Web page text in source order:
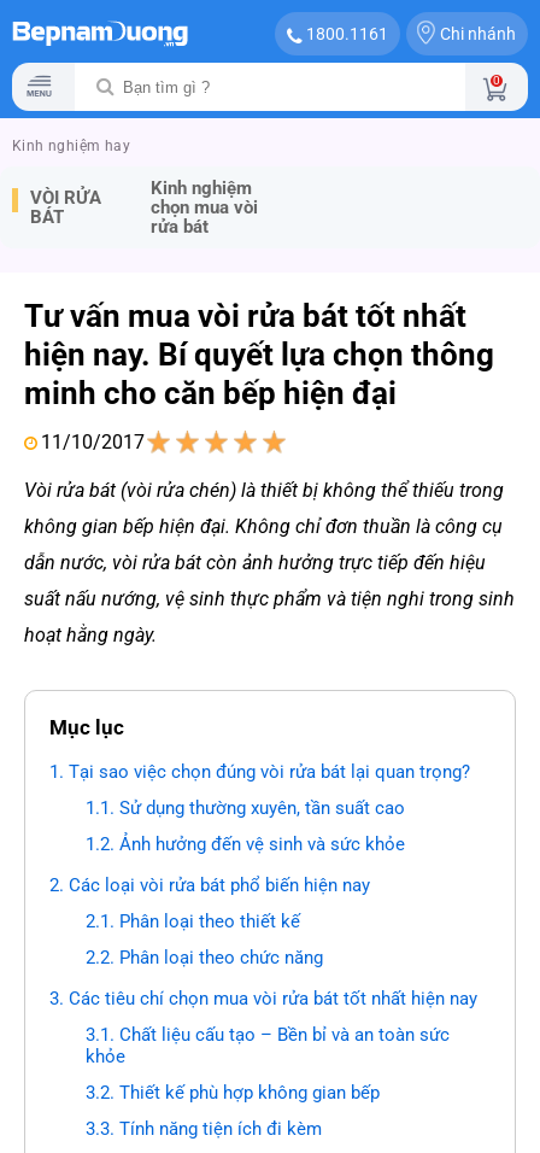
1800.1161 Chi nhánh
0
Kinh nghiệm hay
VÒI RỬA
BÁT
Kinh nghiệm
chọn mua vòi
rửa bát
Tư vấn mua vòi rửa bát tốt nhất
hiện nay. Bí quyết lựa chọn thông
minh cho căn bếp hiện đại
11/10/2017
Vòi rửa bát (vòi rửa chén) là thiết bị không thể thiếu trong
không gian bếp hiện đại. Không chỉ đơn thuần là công cụ
dẫn nước, vòi rửa bát còn ảnh hưởng trực tiếp đến hiệu
suất nấu nướng, vệ sinh thực phẩm và tiện nghi trong sinh
hoạt hằng ngày.
Mục lục
1. Tại sao việc chọn đúng vòi rửa bát lại quan trọng?
1.1. Sử dụng thường xuyên, tần suất cao
1.2. Ảnh hưởng đến vệ sinh và sức khỏe
2. Các loại vòi rửa bát phổ biến hiện nay
2.1. Phân loại theo thiết kế
2.2. Phân loại theo chức năng
3. Các tiêu chí chọn mua vòi rửa bát tốt nhất hiện nay
3.1. Chất liệu cấu tạo – Bền bỉ và an toàn sức
khỏe
3.2. Thiết kế phù hợp không gian bếp
3.3. Tính năng tiện ích đi kèm